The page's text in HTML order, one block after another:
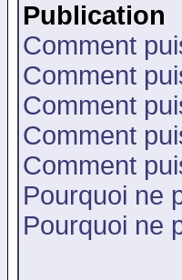
Publication
Comment
Comment
Comment
Comment
Comment
Pourquoi ne
Pourquoi ne